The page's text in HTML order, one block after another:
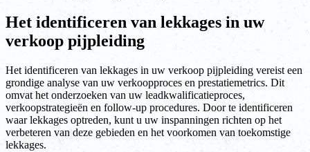
Het identificeren van lekkages in uw
verkoop pijpleiding
Het identificeren van lekkages in uw verkoop pijpleiding vereist een
grondige analyse van uw verkoopproces en prestatiemetrics. Dit
omvat het onderzoeken van uw leadkwalificatieproces,
verkoopstrategieën en follow-up procedures. Door te identificeren
waar lekkages optreden, kunt u uw inspanningen richten op het
verbeteren van deze gebieden en het voorkomen van toekomstige
lekkages.